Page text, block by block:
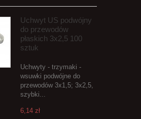
Uchwyt US podwójny
do przewodów
płaskich 3x2,5 100
sztuk
Uchwyty - trzymaki -
wsuwki podwójne do
przewodów 3x1,5; 3x2,5,
szybki...
6,14 zł